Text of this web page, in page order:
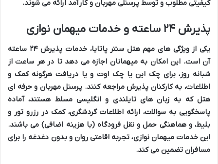
کیفیتی مطلوب و توسط پرسنلی مهربان وکارآمد ارائه می شوند.
پذیرش ۲۴ ساعته و خدمات میهمان نوازی
یکی از ویژگی های مهمهتل سنتر پاتایا،خدمات پذیرش ۲۴ ساعته
آن است. این امکان بهمیهمانان اجازه می دهد تا در هر ساعت از
شبانه روز، برایچک اینیاچک اوت و یا دریافت هرگونهکمک و
اطلاعات، بهکارکنان پذیرشمراجعه کنند. پرسنل مهربان وحرفه ای
هتلکه به زبان هایتایلندی و انگلیسی مسلط هستند، آماده
پاسخگویی به سوالات، ارائه اطلاعات گردشگری، کمک دررزرو تور و
بلیط، و هماهنگی حمل و نقل فرودگاه (باهزینه اضافی) می باشند.
اینخدمات میهمان نوازی، تجربه اقامتی روان وبدون دغدغه را برای
مسافران تضمین می کند.